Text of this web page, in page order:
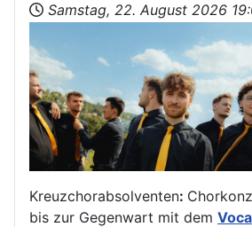
Samstag, 22. August 2026
Kreuzchorabsolventen:
bis zur Gegenwart mit dem